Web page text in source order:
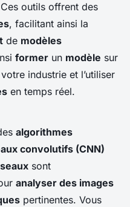
outils offrent des
, facilitant ainsi la
de modèles
former un modèle sur
industrie et l’utiliser
en temps réel.
algorithmes
convolutifs (CNN)
sont
analyser des images
pertinentes. Vous